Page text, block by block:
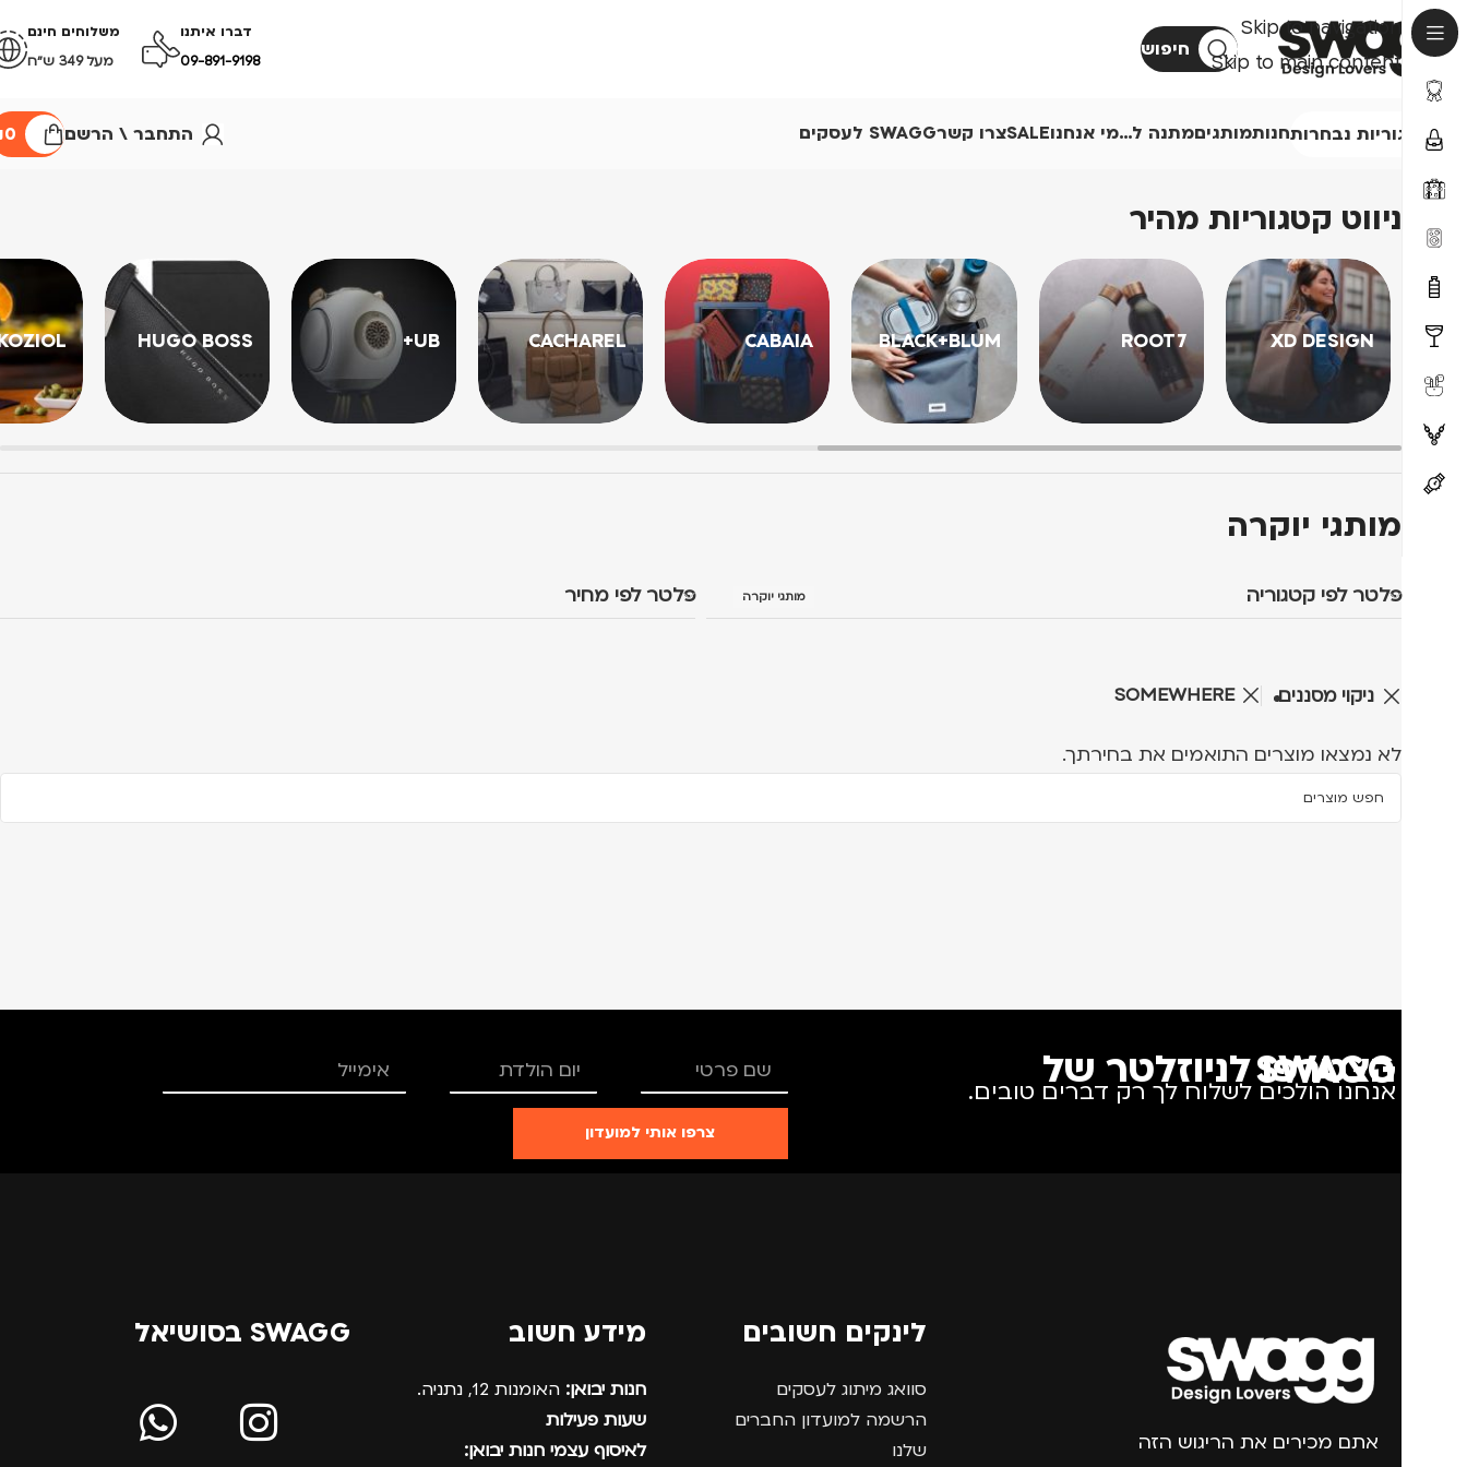
Skip to navigation
Skip to main content
חיפוש
דברו איתנו
09-891-9198
משלוחים חינם
מעל 349 ש״ח
קטגוריות נבחרותחנותמותגיםמתנה ל…מי אנחנוSALEצרו קשרSWAGG לעסקים התחבר \ הרשם 0
ניווט קטגוריות מהיר
XD DESIGN
ROOT7
BLACK+BLUM
CABAIA
CACHAREL
UB+
HUGO BOSS
מותגי יוקרה
פלטר לפי קטגוריה מותגי יוקרה פלטר לפי מחיר
ניקוי מסננים SOMEWHERE
לא נמצאו מוצרים התואמים את בחירתך.
הצטרפו לניוזלטר של SWAGG
אנחנו הולכים לשלוח לך רק דברים טובים.
צרפו אותי למועדון
אתם מכירים את הריגוש הזה
לינקים חשובים
סוואג מיתוג לעסקים
הרשמה למועדון החברים
שלנו
מידע חשוב
חנות יבואן: האומנות 12, נתניה.
שעות פעילות
לאיסוף עצמי חנות יבואן:
SWAGG בסושיאל